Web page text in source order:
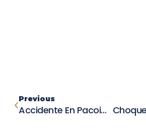
Previous
Accidente En Pacoima: Un Muerto Y Un Herido Tras Vuelco En La Autopista 118